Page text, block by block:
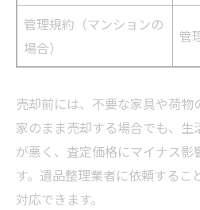
管理規約（マンションの
場合）
管
売却前には、不要な家具や荷物
家のまま売却する場合でも、
が悪く、査定価格にマイナス影
す。遺品整理業者に依頼するこ
対応できます。